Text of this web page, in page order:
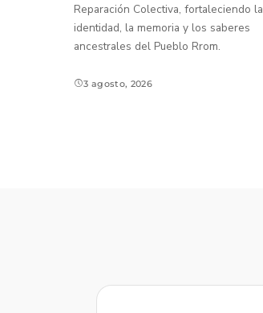
Reparación Colectiva, fortaleciendo la
identidad, la memoria y los saberes
ancestrales del Pueblo Rrom.
3 agosto, 2026